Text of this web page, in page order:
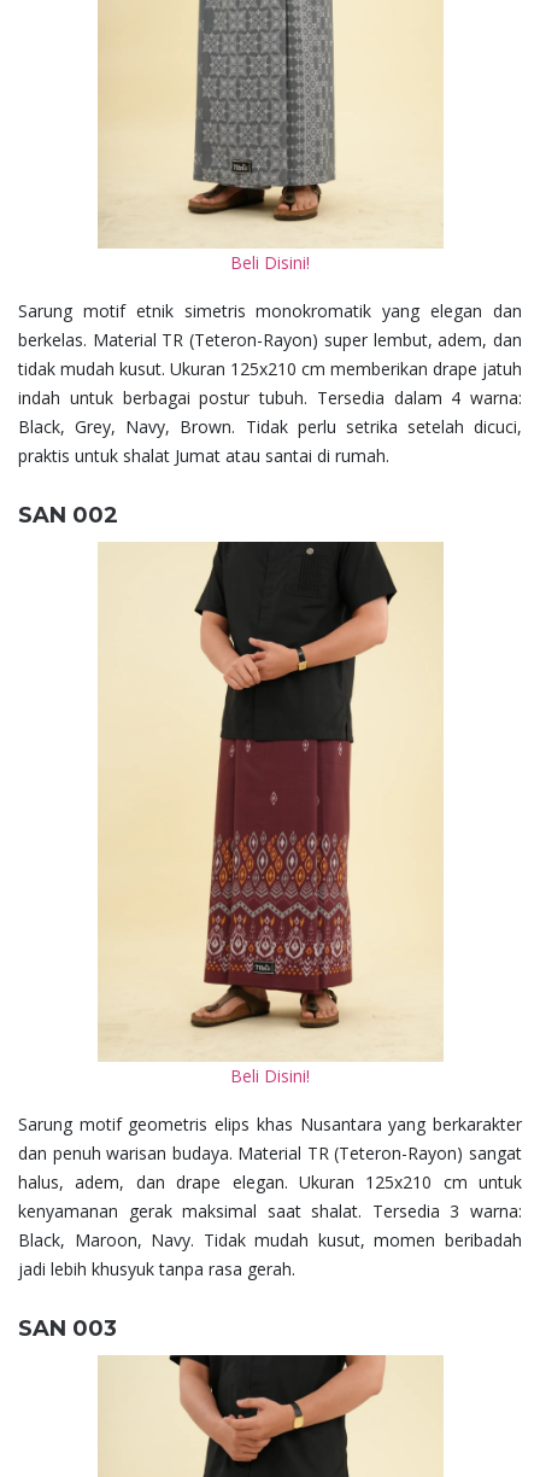
Beli Disini!
Sarung motif etnik simetris monokromatik yang elegan dan
berkelas. Material TR (Teteron-Rayon) super lembut, adem, dan
tidak mudah kusut. Ukuran 125x210 cm memberikan drape jatuh
indah untuk berbagai postur tubuh. Tersedia dalam 4 warna:
Black, Grey, Navy, Brown. Tidak perlu setrika setelah dicuci,
praktis untuk shalat Jumat atau santai di rumah.
SAN 002
Beli Disini!
Sarung motif geometris elips khas Nusantara yang berkarakter
dan penuh warisan budaya. Material TR (Teteron-Rayon) sangat
halus, adem, dan drape elegan. Ukuran 125x210 cm untuk
kenyamanan gerak maksimal saat shalat. Tersedia 3 warna:
Black, Maroon, Navy. Tidak mudah kusut, momen beribadah
jadi lebih khusyuk tanpa rasa gerah.
SAN 003